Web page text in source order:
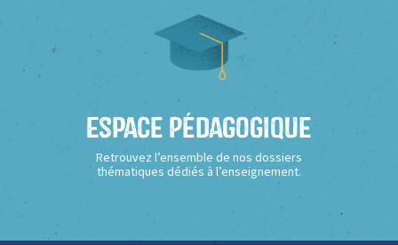
Espace Pédagogique
Retrouvez l’ensemble de nos dossiers
thématiques dédiés à l’enseignement.